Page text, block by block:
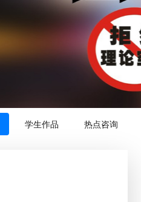
学生作品 热点咨询